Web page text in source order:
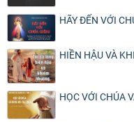
HÃY ĐẾN VỚI
HIỀN HẬU VÀ
HỌC VỚI CHÚA